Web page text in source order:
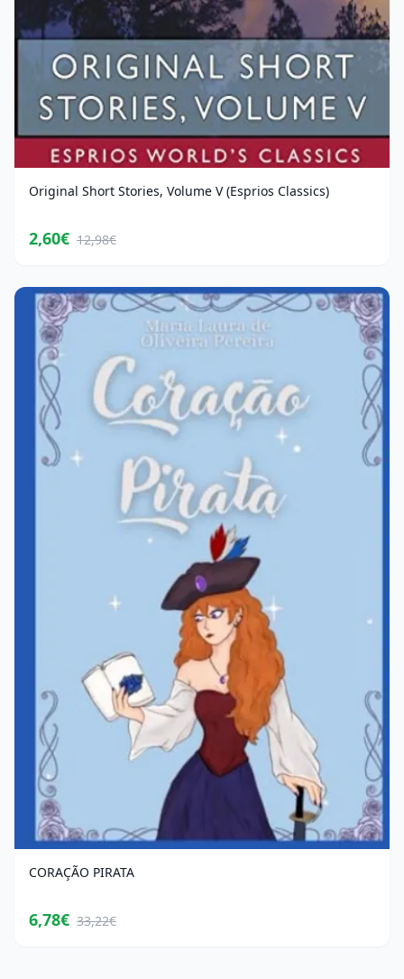
Original Short Stories, Volume V (Esprios Classics)
2,60€ 12,98€
CORAÇÃO PIRATA
6,78€ 33,22€